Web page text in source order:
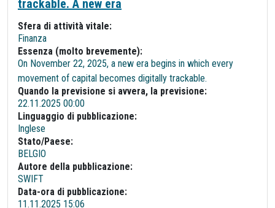
trackable. A new era
Sfera di attività vitale:
Finanza
Essenza (molto brevemente):
On November 22, 2025, a new era begins in which every
movement of capital becomes digitally trackable.
Quando la previsione si avvera, la previsione:
22.11.2025 00:00
Linguaggio di pubblicazione:
Inglese
Stato/Paese:
BELGIO
Autore della pubblicazione:
SWIFT
Data-ora di pubblicazione:
11.11.2025 15:06